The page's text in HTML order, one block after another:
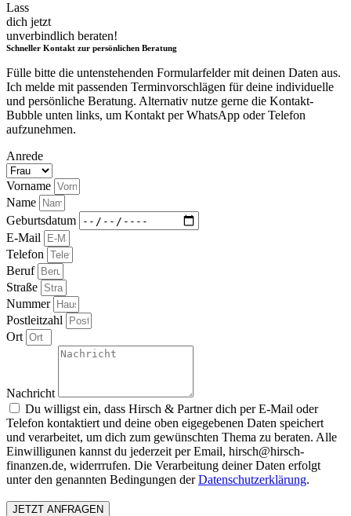
Lass
dich jetzt
unverbindlich beraten!
Schneller Kontakt zur persönlichen Beratung
Fülle bitte die untenstehenden Formularfelder mit deinen Daten aus.
Ich melde mit passenden Terminvorschlägen für deine individuelle
und persönliche Beratung. Alternativ nutze gerne die Kontakt-
Bubble unten links, um Kontakt per WhatsApp oder Telefon
aufzunehmen.
Anrede
Vorname
Name
Geburtsdatum
E-Mail
Telefon
Beruf
Straße
Nummer
Postleitzahl
Ort
Nachricht
Du willigst ein, dass Hirsch & Partner dich per E-Mail oder
Telefon kontaktiert und deine oben eigegebenen Daten speichert
und verarbeitet, um dich zum gewünschten Thema zu beraten. Alle
Einwilligunen kannst du jederzeit per Email, hirsch@hirsch-
finanzen.de, widerrrufen. Die Verarbeitung deiner Daten erfolgt
unter den genannten Bedingungen derDatenschutzerklärung.
JETZT ANFRAGEN